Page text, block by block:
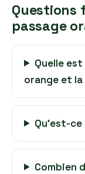
Questions
passage
Quelle
orange et
Qu’est-
Combien